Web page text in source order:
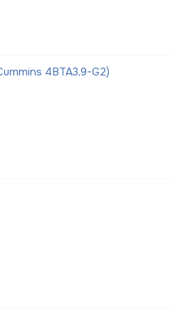
4BTA3,9-G2)